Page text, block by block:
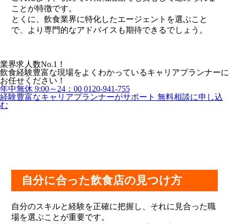
ことが特徴です。
とくに、飲食業界に特化したエージェントを選ぶこと
で、より専門的なアドバイスも期待できるでしょう。
業界求人数No.1！
飲食経験豊富な現場をよくわかっているキャリアプランナーに
お任せください！
年中無休 9:00～24：00 0120-941-755
経験豊富なキャリアプランナーがサポート 無料相談に申し込
む
自分に合った飲食店の見つけ方
自分のスキルと経験を正確に把握し、それに見合った職
場を選ぶことが重要です。